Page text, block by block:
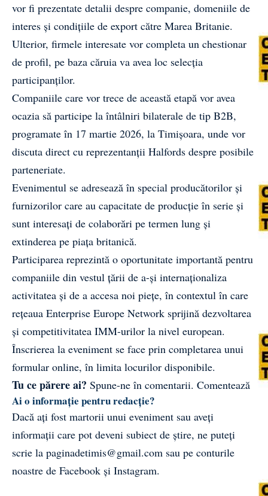
vor fi prezentate detalii despre companie, domeniile de
interes și condițiile de export către Marea Britanie.
Ulterior, firmele interesate vor completa un chestionar
de profil, pe baza căruia va avea loc selecția
participanților.
Companiile care vor trece de această etapă vor avea
ocazia să participe la întâlniri bilaterale de tip B2B,
programate în 17 martie 2026, la Timișoara, unde vor
discuta direct cu reprezentanții Halfords despre posibile
parteneriate.
Evenimentul se adresează în special producătorilor și
furnizorilor care au capacitate de producție în serie și
sunt interesați de colaborări pe termen lung și
extinderea pe piața britanică.
Participarea reprezintă o oportunitate importantă pentru
companiile din vestul țării de a-și internaționaliza
activitatea și de a accesa noi piețe, în contextul în care
rețeaua Enterprise Europe Network sprijină dezvoltarea
și competitivitatea IMM-urilor la nivel european.
Înscrierea la eveniment se face prin completarea unui
formular online, în limita locurilor disponibile.
Tu ce părere ai? Spune-ne în comentarii. Comentează
Ai o informație pentru redacție?
Dacă ați fost martorii unui eveniment sau aveți
informații care pot deveni subiect de știre, ne puteți
scrie la paginadetimis@gmail.com sau pe conturile
noastre de Facebook și Instagram.